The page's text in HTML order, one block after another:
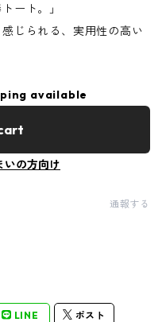
ート。」
じられる、実用性の高い
available
いの方向け
通報する
LINE ポスト